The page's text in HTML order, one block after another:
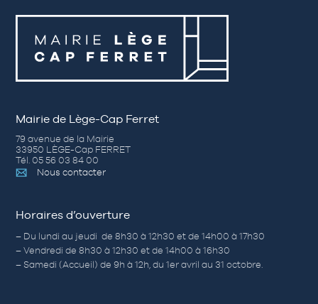
Mairie de Lège-Cap Ferret
79 avenue de la Mairie
33950 LÈGE-Cap FERRET
Tél. 05 56 03 84 00
Nous contacter
Horaires d’ouverture
– Du lundi au jeudi de 8h30 à 12h30 et de 14h00 à 17h30
– Vendredi de 8h30 à 12h30 et de 14h00 à 16h30
– Samedi (Accueil) de 9h à 12h, du 1er avril au 31 octobre.